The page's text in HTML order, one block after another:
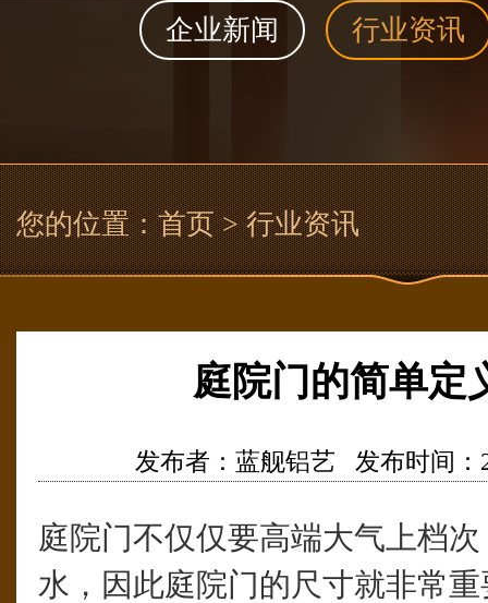
企业新闻 行业资讯
您的位置：首页> 行业资讯
庭院门的简单定
发布者：蓝舰铝艺 发布时间：
庭院门不仅仅要高端大气上档
水，因此庭院门的尺寸就非常